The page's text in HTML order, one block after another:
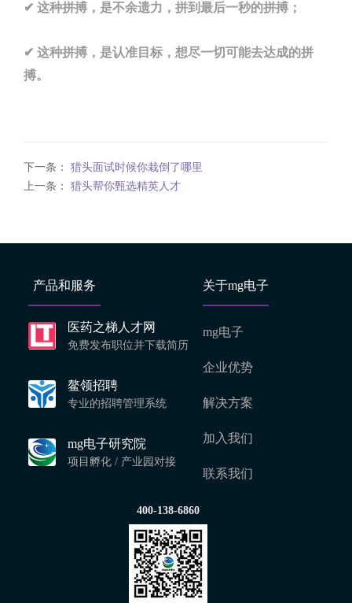
✔ 这种拼搏，是不余遗力，拼到最后一秒的拼搏；
✔ 这种拼搏，是认准目标，想尽一切可能去达成的拼
搏。
下一条： 猎头面试时候你栽倒了哪里
上一条： 猎头帮你甄选精英人才
产品和服务
医药之梯人才网
免费发布职位并下载简历
鳌领招聘
专业的招聘管理系统
mg电子研究院
项目孵化 / 产业园对接
关于mg电子
mg电子
企业优势
解决方案
加入我们
联系我们
400-138-6860